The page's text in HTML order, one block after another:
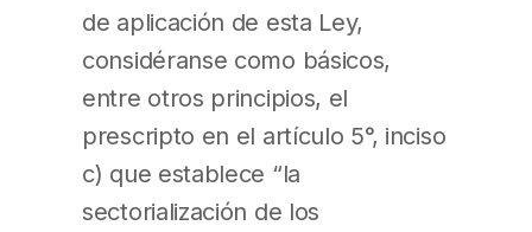
de aplicación de esta Ley,
considéranse como básicos,
entre otros principios, el
prescripto en el artículo 5°, inciso
c) que establece “la
sectorialización de los